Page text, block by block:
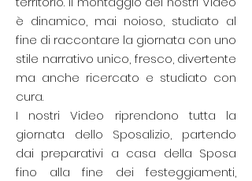
è dinamico, mai noioso, studiato al
fine di raccontare la giornata con uno
stile narrativo unico, fresco, divertente
ma anche ricercato e studiato con
cura.
I nostri Video riprendono tutta la
giornata dello Sposalizio, partendo
dai preparativi a casa della Sposa
fino alla fine dei festeggiamenti,